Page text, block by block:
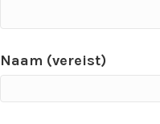
Naam (vereist)